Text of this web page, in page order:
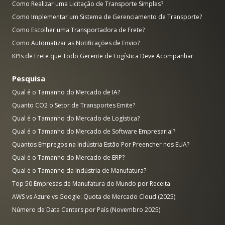
Como Realizar uma Licitação de Transporte Simples?
Como Implementar um Sistema de Gerenciamento de Transporte?
Como Escolher uma Transportadora de Frete?
Como Automatizar as Notificações de Envio?
KPIs de Frete que Todo Gerente de Logística Deve Acompanhar
Pesquisa
Qual é o Tamanho do Mercado de IA?
Quanto CO2 o Setor de Transportes Emite?
Qual é o Tamanho do Mercado de Logística?
Qual é o Tamanho do Mercado de Software Empresarial?
Quantos Empregos na Indústria Estão Por Preencher nos EUA?
Qual é o Tamanho do Mercado de ERP?
Qual é o Tamanho da Indústria de Manufatura?
Top 50 Empresas de Manufatura do Mundo por Receita
AWS vs Azure vs Google: Quota de Mercado Cloud (2025)
Número de Data Centers por País (Novembro 2025)